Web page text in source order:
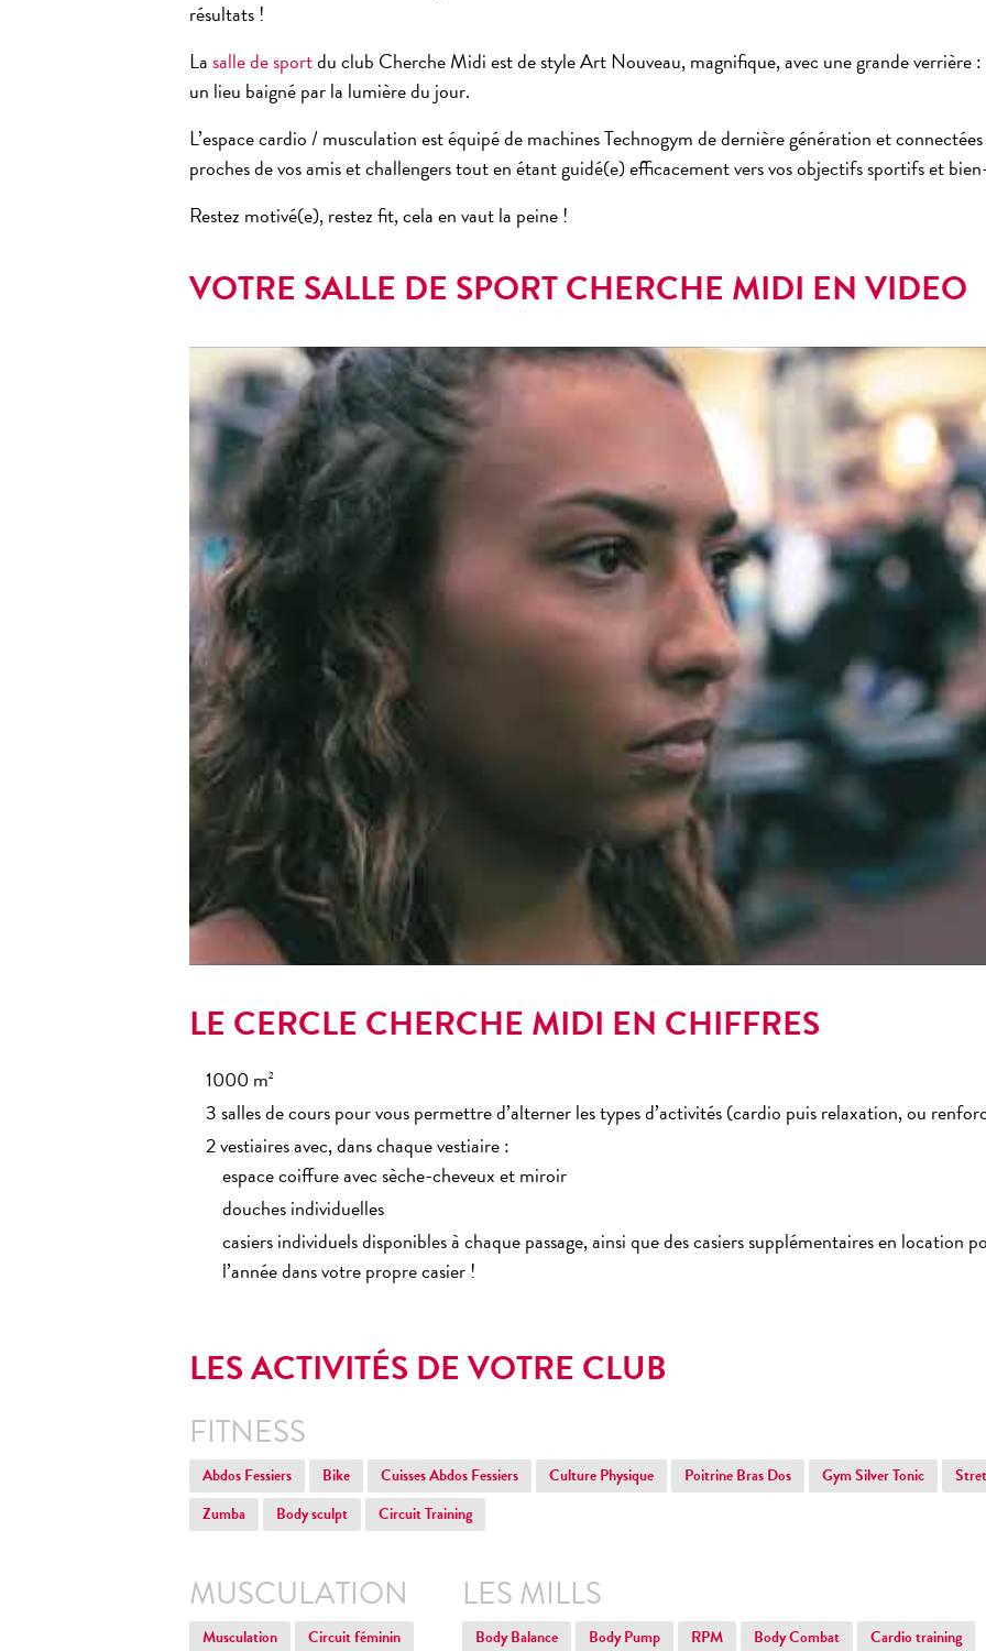
résultats !
Lasalle de sportdu club Cherche Midi est de style Art Nouveau, magnifique, avec une grande verrière :
un lieu baigné par la lumière du jour.
L’espace cardio / musculation est équipé de machines Technogym de dernière génération et
proches de vos amis et challengers tout en étant guidé(e) efficacement vers vos objectifs sportifs et
Restez motivé(e), restez fit, cela en vaut la peine !
VOTRE SALLE DE SPORT CHERCHE MIDI EN VIDEO
LE CERCLE CHERCHE MIDI EN CHIFFRES
1000 m2
3 salles de cours pour vous permettre d’alterner les types d’activités (cardio puis relaxation, ou
2 vestiaires avec, dans chaque vestiaire :
espace coiffure avec sèche-cheveux et miroir
douches individuelles
casiers individuels disponibles à chaque passage, ainsi que des casiers supplémentaires en location
l’année dans votre propre casier !
LES ACTIVITÉS DE VOTRE CLUB
FITNESS
Abdos Fessiers Bike Cuisses Abdos Fessiers Culture Physique Poitrine Bras Dos Gym Silver Tonic
Zumba
Body sculpt Circuit Training
MUSCULATION
Musculation Circuit féminin
LES MILLS
Body Balance Body Pump RPM Body Combat Cardio training